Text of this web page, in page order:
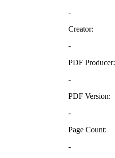
-
Creator:
-
PDF Producer:
-
PDF Version:
-
Page Count:
-